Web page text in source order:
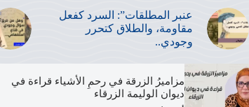
عنبر المطلقات”: السرد كفعل
مقاومة، والطلاق كتحرر
وجودي..
مزاميرُ الزرقة في رحمِ الأشياء قراءة في
ديوان الوليمة الزرقاء